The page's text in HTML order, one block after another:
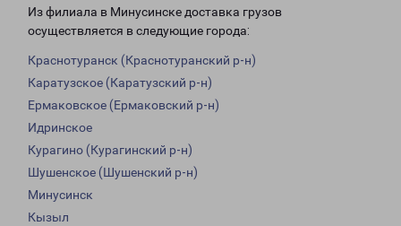
Из филиала в Минусинске доставка грузов
осуществляется в следующие города:
Краснотуранск (Краснотуранский р-н)
Каратузское (Каратузский р-н)
Ермаковское (Ермаковский р-н)
Идринское
Курагино (Курагинский р-н)
Шушенское (Шушенский р-н)
Минусинск
Кызыл